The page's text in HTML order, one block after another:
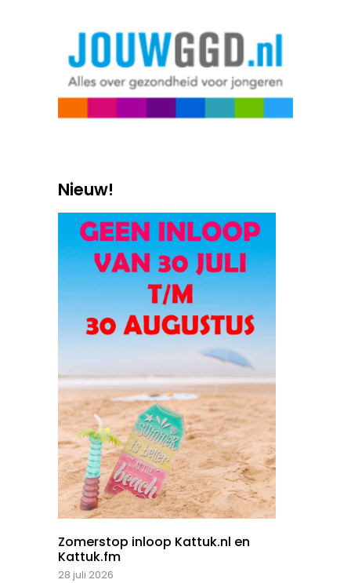
Nieuw!
Zomerstop inloop Kattuk.nl en
Kattuk.fm
28 juli 2026